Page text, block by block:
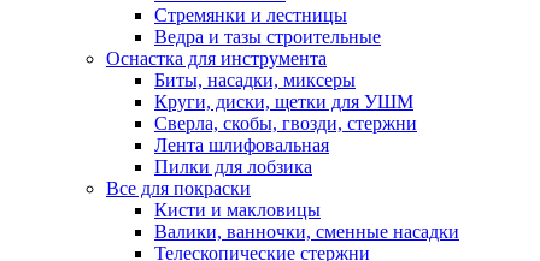
Стремянки и лестницы
Ведра и тазы строительные
Оснастка для инструмента
Биты, насадки, миксеры
Круги, диски, щетки для УШМ
Сверла, скобы, гвозди, стержни
Лента шлифовальная
Пилки для лобзика
Все для покраски
Кисти и макловицы
Валики, ванночки, сменные насадки
Телескопические стержни